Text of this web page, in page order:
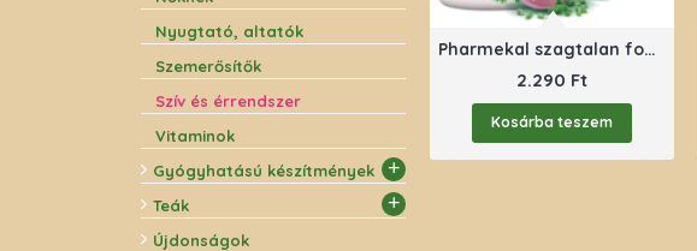
Nyugtató, altatók
Szemerősítők
Szív és érrendszer
Vitaminok
Gyógyhatású készítmények
+
Teák +
Újdonságok
Pharmekal szagtalan fokhagymaolaj kapszula
2.290 Ft
Kosárba teszem